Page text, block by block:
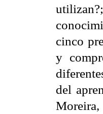
cinco
y
del